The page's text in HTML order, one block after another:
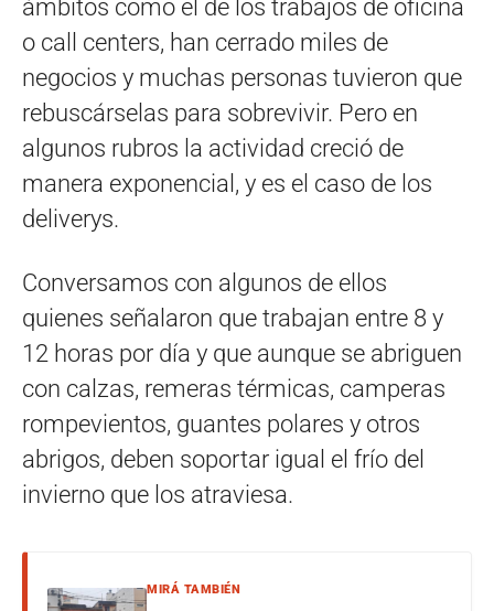
ámbitos como el de los trabajos de oficina
o call centers, han cerrado miles de
negocios y muchas personas tuvieron que
rebuscárselas para sobrevivir. Pero en
algunos rubros la actividad creció de
manera exponencial, y es el caso de los
deliverys.
Conversamos con algunos de ellos
quienes señalaron que trabajan entre 8 y
12 horas por día y que aunque se abriguen
con calzas, remeras térmicas, camperas
rompevientos, guantes polares y otros
abrigos, deben soportar igual el frío del
invierno que los atraviesa.
MIRÁ TAMBIÉN